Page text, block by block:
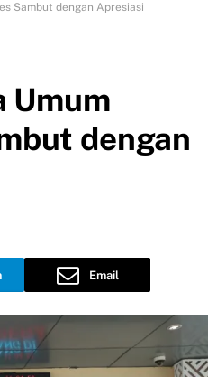
Sambut dengan Apresiasi
Umum
dengan
Email